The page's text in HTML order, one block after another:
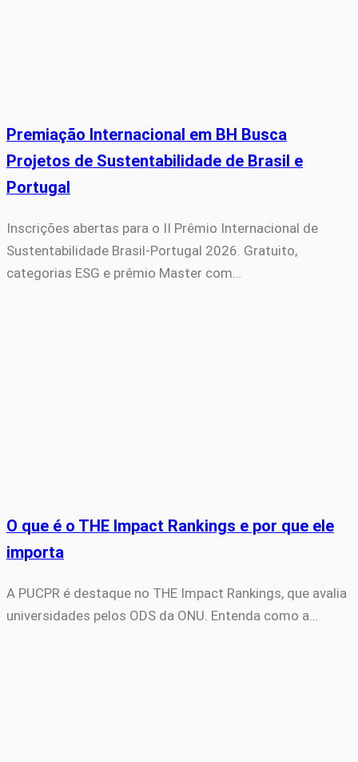
Premiação Internacional em BH Busca
Projetos de Sustentabilidade de Brasil e
Portugal
Inscrições abertas para o II Prêmio Internacional de
Sustentabilidade Brasil-Portugal 2026. Gratuito,
categorias ESG e prêmio Master com…
O que é o THE Impact Rankings e por que ele
importa
A PUCPR é destaque no THE Impact Rankings, que avalia
universidades pelos ODS da ONU. Entenda como a…